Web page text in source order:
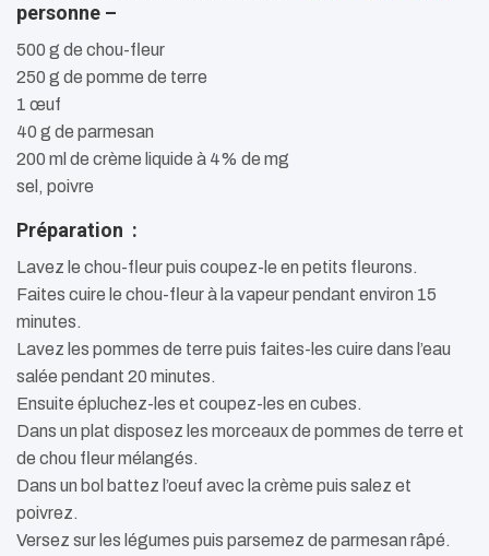
personne –
500 g de chou-fleur
250 g de pomme de terre
1 œuf
40 g de parmesan
200 ml de crème liquide à 4% de mg
sel, poivre
Préparation :
Lavez le chou-fleur puis coupez-le en petits fleurons.
Faites cuire le chou-fleur à la vapeur pendant environ 15
minutes.
Lavez les pommes de terre puis faites-les cuire dans l’eau
salée pendant 20 minutes.
Ensuite épluchez-les et coupez-les en cubes.
Dans un plat disposez les morceaux de pommes de terre et
de chou fleur mélangés.
Dans un bol battez l’oeuf avec la crème puis salez et
poivrez.
Versez sur les légumes puis parsemez de parmesan râpé.